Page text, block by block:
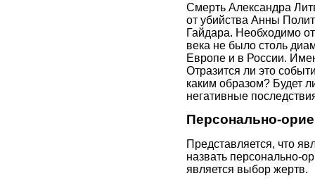
Смерть Александра
от убийства Анны
Гайдара. Необходимо
века не было столь
Европе и в России.
Отразится ли это
каким образом? Будет
негативные
Персонально-
Представляется, что
назвать персонально-
является выбор жертв.